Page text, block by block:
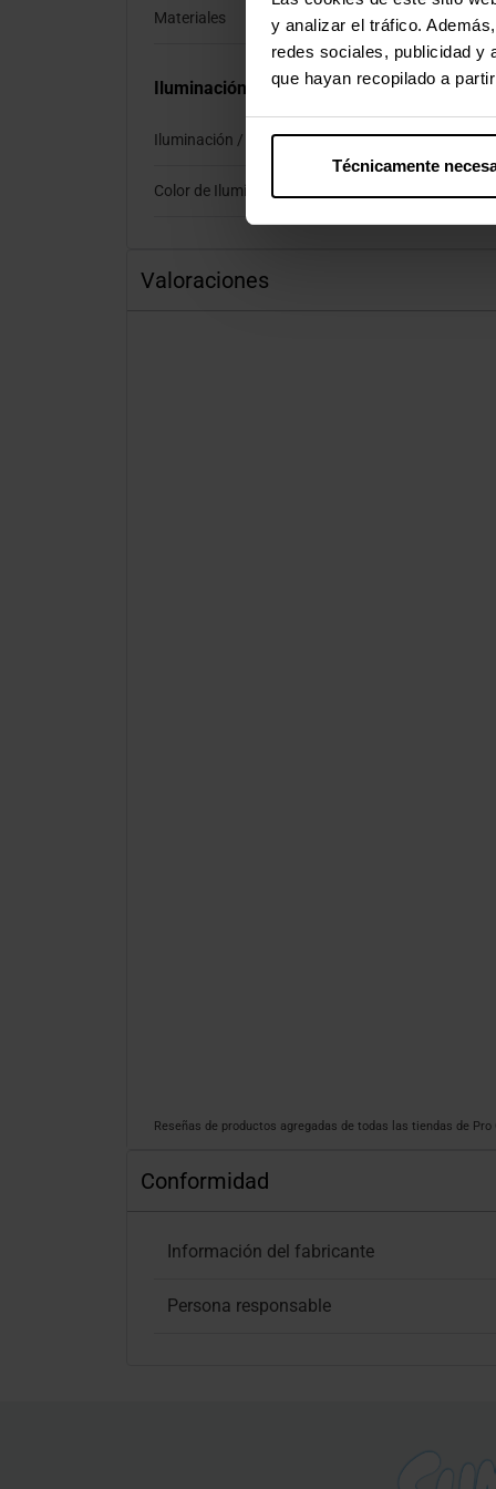
y analizar el tráfico.
redes sociales, publicidad y
que hayan recopilado a
Técnicamente
Materiales Aluminio, Fibra de
Iluminación
Iluminación / RGB Sí
Color de Iluminación
Valoraciones
Reseñas de productos agregadas de todas las tiendas de Pro
Conformidad
Información del fabricante
Persona responsable